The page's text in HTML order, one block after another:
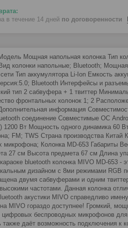
в течение 14 дней по договоренности
Мощная напольная колонка Тип
колонки напольные; Bluetooth;
Тип аккумулятора Li-Ion Емкость
Bluetooth Интерфейсы и
тип 2 сабвуфера + 1 твиттер
фронтальных колонок 1; 2
информация
соединение Совместимые ОС
Вт Мощность одного динамика 60
FM; TWS Страна производства Китай
Колонка MD-653 Габариты
27 см Высота предмета 67 см Длина
bluetooth колонка MIVO MD-653 -
дизайном с 8ми режимами RGB
двумя сабвуферами и одним
частотами. Данная колонка
акустики MIVO справедливо
MIVO гораздо доступнее! Громкий,
беспроводных микрофонов
даёт возможность подключения к